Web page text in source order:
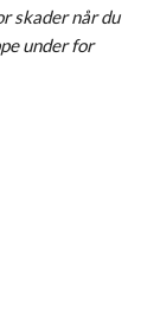
skader når du
under for